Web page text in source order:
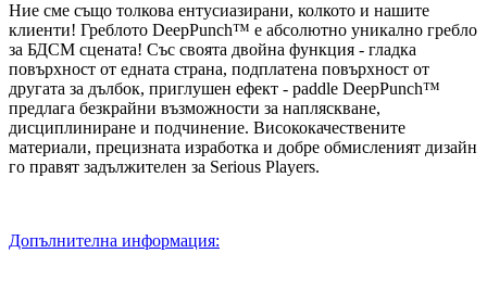
Ние сме също толкова ентусиазирани, колкото и нашите
клиенти! Греблото DeepPunch™ е абсолютно уникално гребло
за БДСМ сцената! Със своята двойна функция - гладка
повърхност от едната страна, подплатена повърхност от
другата за дълбок, приглушен ефект - paddle DeepPunch™
предлага безкрайни възможности за напляскване,
дисциплиниране и подчинение. Висококачествените
материали, прецизната изработка и добре обмисленият дизайн
го правят задължителен за Serious Players.
Допълнителна информация: